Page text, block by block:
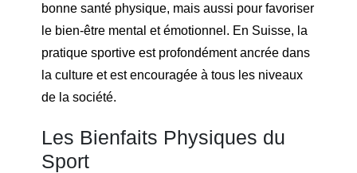
bonne santé physique, mais aussi pour favoriser
le bien-être mental et émotionnel. En Suisse, la
pratique sportive est profondément ancrée dans
la culture et est encouragée à tous les niveaux
de la société.
Les Bienfaits Physiques du
Sport